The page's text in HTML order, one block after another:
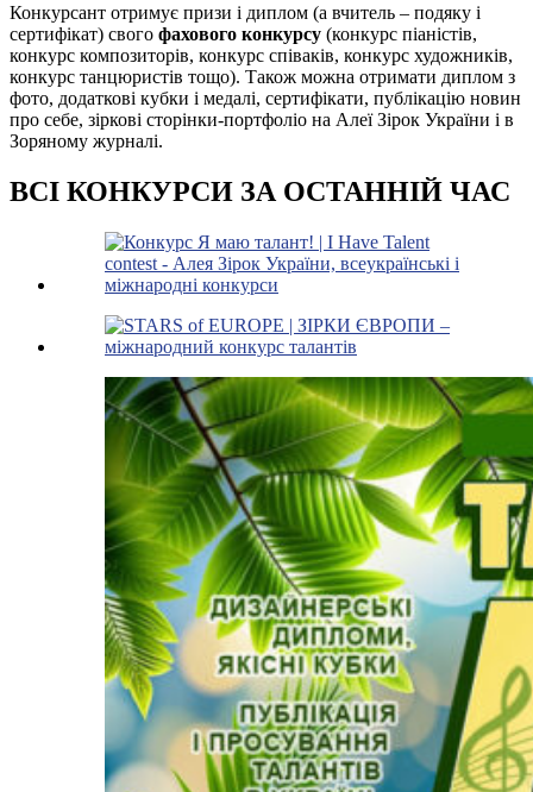
Конкурсант отримує призи і диплом (а вчитель – подяку і
сертифікат) свого фахового конкурсу (конкурс піаністів,
конкурс композиторів, конкурс співаків, конкурс художників,
конкурс танцюристів тощо). Також можна отримати диплом з
фото, додаткові кубки і медалі, сертифікати, публікацію новин
про себе, зіркові сторінки-портфоліо на Алеї Зірок України і в
Зоряному журналі.
ВСІ КОНКУРСИ ЗА ОСТАННІЙ ЧАС